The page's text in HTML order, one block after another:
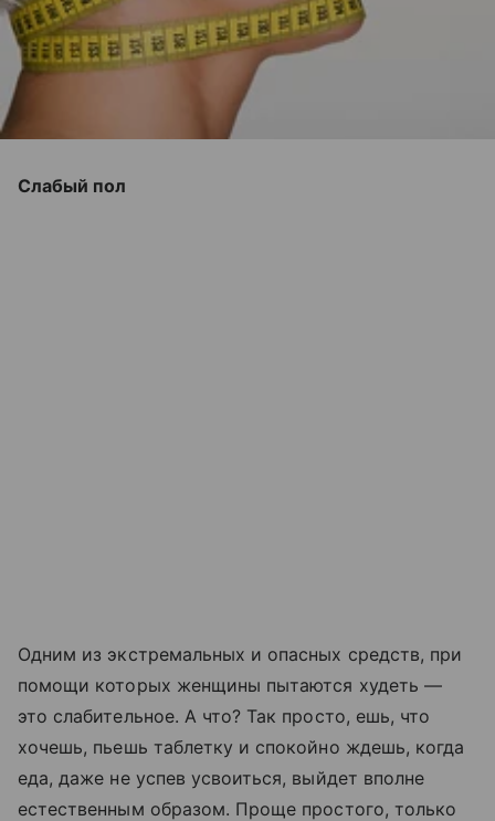
Слабый пол
Одним из экстремальных и опасных средств, при
помощи которых женщины пытаются худеть —
это слабительное. А что? Так просто, ешь, что
хочешь, пьешь таблетку и спокойно ждешь, когда
еда, даже не успев усвоиться, выйдет вполне
естественным образом. Проще простого, только